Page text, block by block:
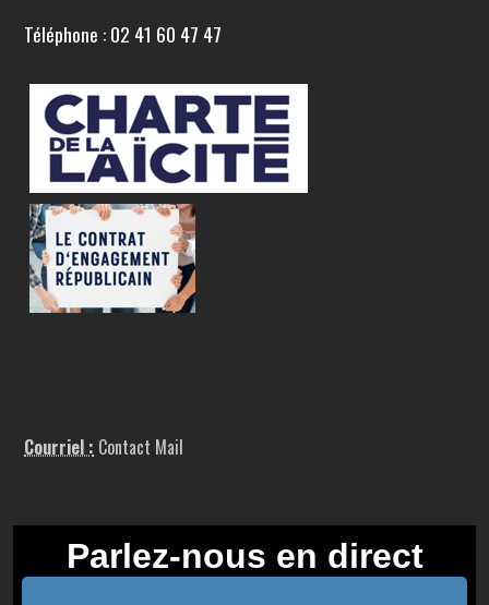
Téléphone : 02 41 60 47 47
Courriel : Contact Mail